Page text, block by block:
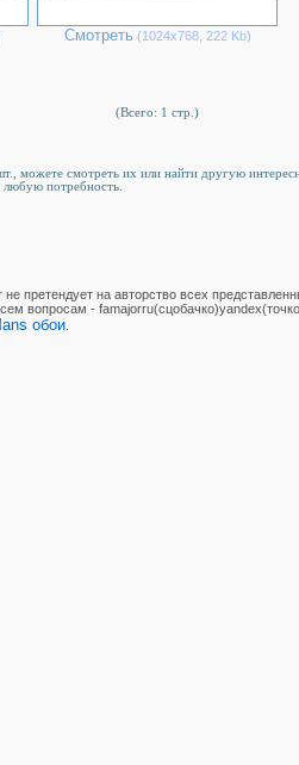
Смотреть (1024х768, 222 Kb)
(Всего: 1 стр.)
можете смотреть их или найти другую
любую потребность.
не претендует на авторство всех
вопросам -
обои